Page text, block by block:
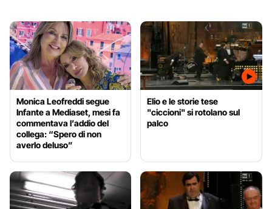
Monica Leofreddi segue
Infante a Mediaset, mesi fa
commentava l’addio del
collega: “Spero di non
averlo deluso”
Elio e le storie tese
"ciccioni" si rotolano sul
palco